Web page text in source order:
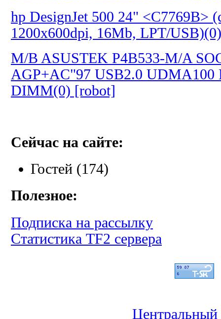
hp DesignJet 500 24" <C7769B>
1200х600dpi, 16Mb, LPT/
M/B ASUSTEK P4B533-M/A
AGP+AC"97 USB2.0
DIMM(0) [robot]
Сейчас на сайте:
Гостей (174)
Полезное:
Подписка на рассылку
Статистика TF2 сервера